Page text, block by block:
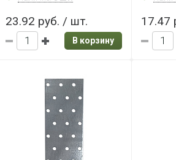
23.92 руб. / шт.
В корзину
17.47